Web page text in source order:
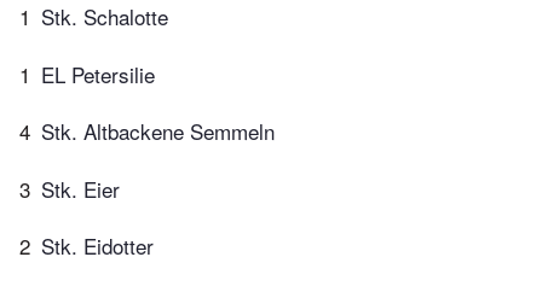
1 Stk. Schalotte
1 EL Petersilie
4 Stk. Altbackene Semmeln
3 Stk. Eier
2 Stk. Eidotter